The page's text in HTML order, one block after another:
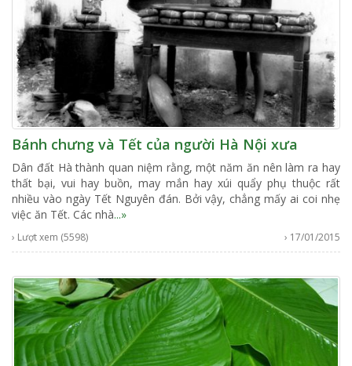
Bánh chưng và Tết của người Hà Nội xưa
Dân đất Hà thành quan niệm rằng, một năm ăn nên làm ra hay
thất bại, vui hay buồn, may mắn hay xúi quẩy phụ thuộc rất
nhiều vào ngày Tết Nguyên đán. Bởi vậy, chẳng mấy ai coi nhẹ
việc ăn Tết. Các nhà...»
› Lượt xem (5598) › 17/01/2015